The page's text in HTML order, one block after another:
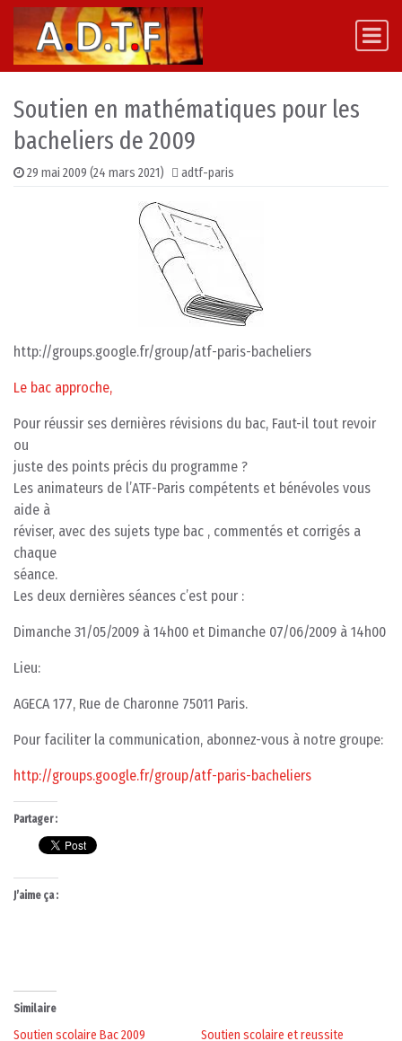
Skip to content
Main Navigation
Soutien en mathématiques pour les
bacheliers de 2009
29 mai 2009 (24 mars 2021) adtf-paris
http://groups.google.fr/group/atf-paris-bacheliers
Le bac approche,
Pour réussir ses dernières révisions du bac, Faut-il tout revoir
ou
juste des points précis du programme ?
Les animateurs de l’ATF-Paris compétents et bénévoles vous
aide à
réviser, avec des sujets type bac , commentés et corrigés a
chaque
séance.
Les deux dernières séances c’est pour :
Dimanche 31/05/2009 à 14h00 et Dimanche 07/06/2009 à 14h00
Lieu:
AGECA 177, Rue de Charonne 75011 Paris.
Pour faciliter la communication, abonnez-vous à notre groupe:
http://groups.google.fr/group/atf-paris-bacheliers
Partager :
J’aime ça :
Similaire
Soutien scolaire Bac 2009
Soutien scolaire et reussite